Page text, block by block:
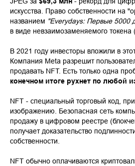
искусства. Право собственности на
названием "Everydays: Первые 5000
в виде невзаимозаменяемого токена
В 2021 году инвесторы вложили в
Компания Meta разрешит
продавать NFT. Есть только одна
конечном итоге рухнет по любой
NFT - специальный торговый код,
изображению. Безопасная сеть
продажу в цифровом реестре
получает доказательство
собственности.
NFT обычно оплачиваются